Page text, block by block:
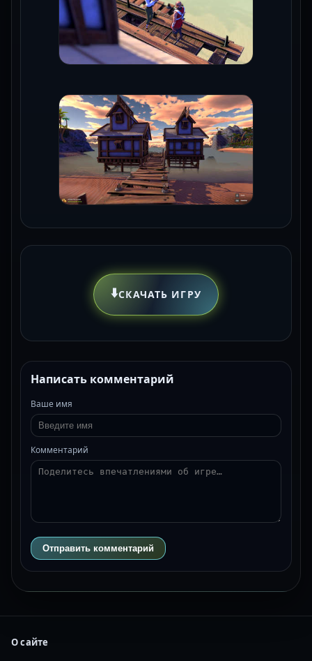
⬇️СКАЧАТЬ ИГРУ
Написать комментарий
Ваше имя
Комментарий
Отправить комментарий
О сайте